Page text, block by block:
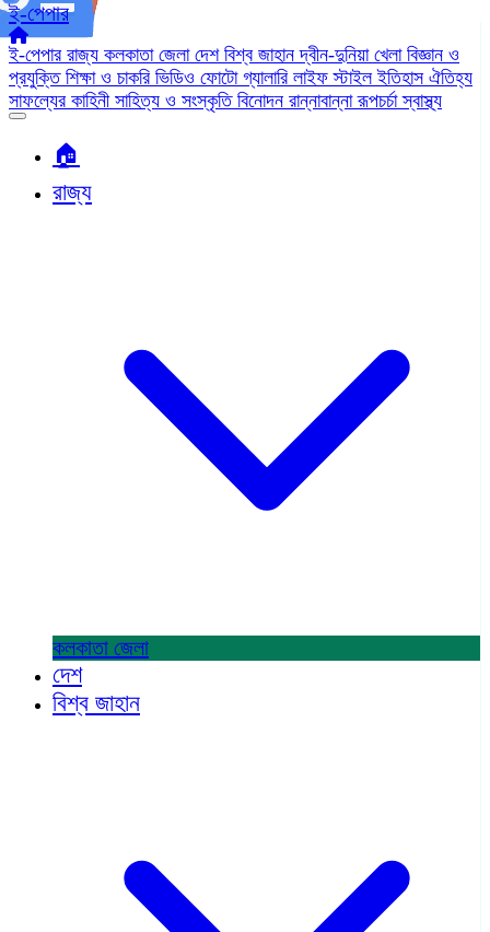
ই-পেপার
ই-পেপার রাজ্য কলকাতা জেলা দেশ বিশ্ব জাহানদ্বীন-দুনিয়া খেলা বিজ্ঞান ও
প্রযুক্তি শিক্ষা ও চাকরি ভিডিও ফোটো গ্যালারি লাইফ স্টাইলইতিহাস ঐতিহ্য
সাফল্যের কাহিনী সাহিত্য ও সংস্কৃতি বিনোদন রান্নাবান্নারূপচর্চাস্বাস্থ্য
🏠︎
রাজ্য
কলকাতা জেলা
দেশ
বিশ্ব জাহান